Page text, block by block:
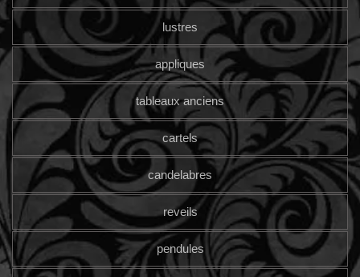
lustres
appliques
tableaux anciens
cartels
candelabres
reveils
pendules